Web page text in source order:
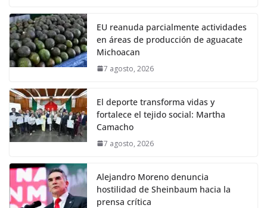
EU reanuda parcialmente actividades
en áreas de producción de aguacate
Michoacan
7 agosto, 2026
El deporte transforma vidas y
fortalece el tejido social: Martha
Camacho
7 agosto, 2026
Alejandro Moreno denuncia
hostilidad de Sheinbaum hacia la
prensa crítica